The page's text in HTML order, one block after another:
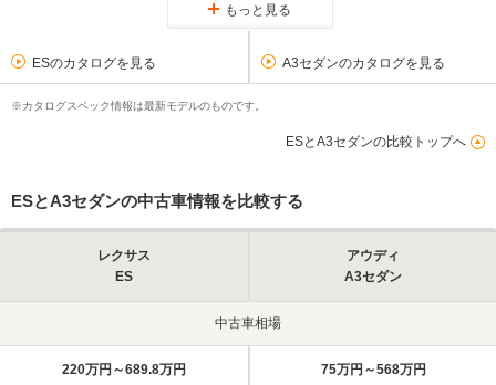
もっと見る
ESのカタログを見る A3セダンのカタログを見る
※カタログスペック情報は最新モデルのものです。
ESとA3セダンの比較トップへ
ESとA3セダンの中古車情報を比較する
レクサス
ES
アウディ
A3セダン
中古車相場
220万円～689.8万円 75万円～568万円